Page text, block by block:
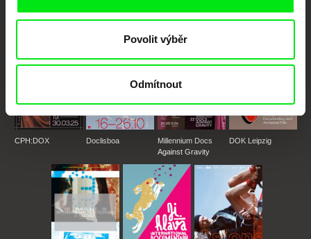
Povolit výběr
Odmítnout
CPH:DOX Doclisboa
Millennium Docs
Against Gravity
DOK Leipzig